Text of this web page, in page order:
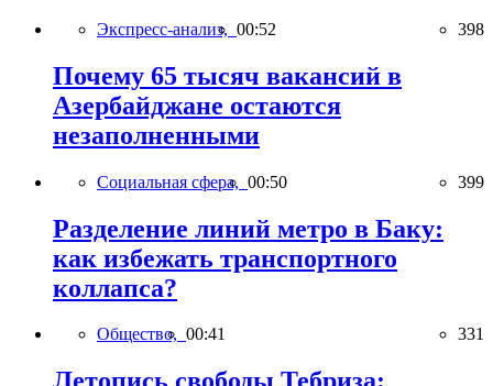
Экспресс-анализ, 00:52 398
Почему 65 тысяч вакансий в
Азербайджане остаются
незаполненными
Социальная сфера, 00:50 399
Разделение линий метро в Баку:
как избежать транспортного
коллапса?
Общество, 00:41 331